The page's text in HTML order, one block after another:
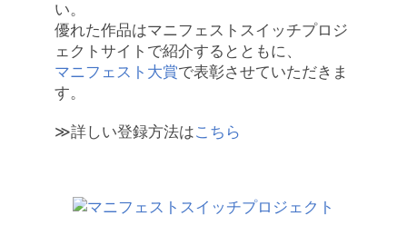
い。
優れた作品はマニフェストスイッチプロジ
ェクトサイトで紹介するとともに、
マニフェスト大賞で表彰させていただきま
す。
≫詳しい登録方法はこちら